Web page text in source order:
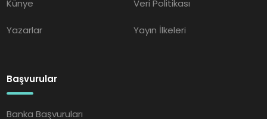
Künye
Yazarlar
Veri Politikası
Yayın İlkeleri
Başvurular
Banka Başvuruları